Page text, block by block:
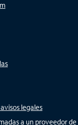
legales
a un proveedor